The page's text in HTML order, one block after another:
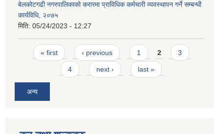
बेलकोटगढी नगरपालिकाको करारमा प्राविधिक कर्मचारी व्यवस्थापन गर्ने सम्बन्धी
कार्यविधि, २०७५
मिति: 05/24/2023 - 12:27
Pages
« first ‹ previous 1 2 3
4 next › last »
अन्य